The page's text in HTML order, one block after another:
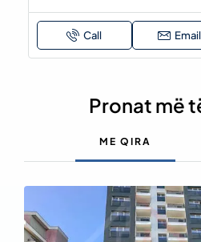
Email
Pronat më
ME QIRA